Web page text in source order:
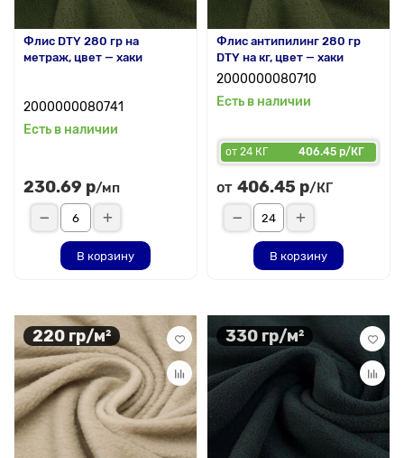
Флис DTY 280 гр на
метраж, цвет — хаки
2000000080741
Есть в наличии
230.69 р/мп
В корзину
Флис антипилинг 280 гр
DTY на кг, цвет — хаки
2000000080710
Есть в наличии
от 24 КГ 406.45 р/КГ
от 406.45 р/КГ
В корзину
220 гр/м² 330 гр/м²